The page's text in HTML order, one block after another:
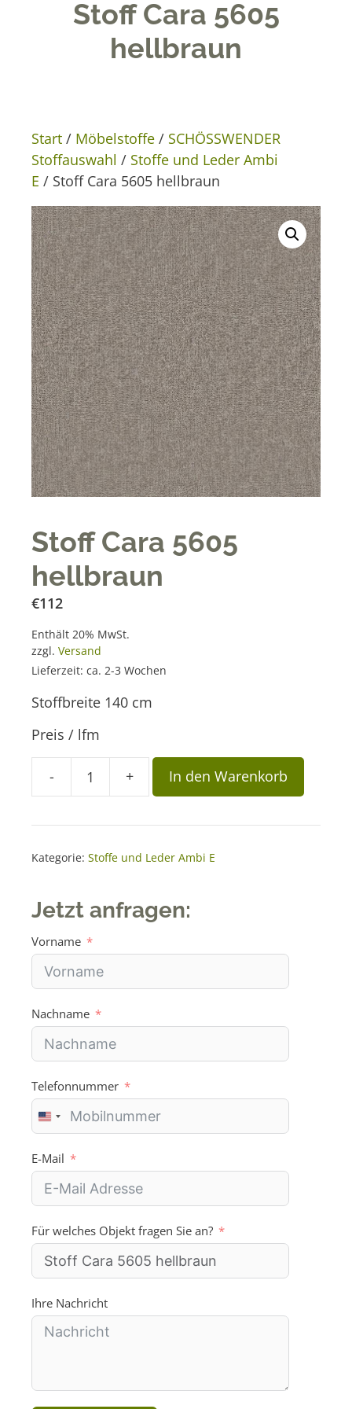
Stoff Cara 5605
hellbraun
Start / Möbelstoffe / SCHÖSSWENDER
Stoffauswahl / Stoffe und Leder Ambi
E / Stoff Cara 5605 hellbraun
Stoff Cara 5605
hellbraun
€112
Enthält 20% MwSt.
zzgl. Versand
Lieferzeit: ca. 2-3 Wochen
Stoffbreite 140 cm
Preis / lfm
-
Stoff
5605
hellbraun
+ In den Warenkorb
e
r
t
i
v
Kategorie: Stoffe und Leder Ambi E
Jetzt anfragen:
Vorname
Nachname
Telefonnummer
U
n
i
t
e
d
t
a
t
s
+
1
E-Mail
Für welches Objekt fragen Sie an?
Ihre Nachricht